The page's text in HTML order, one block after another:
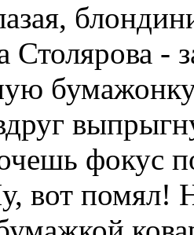
Столярова -
фокус
вот помял!